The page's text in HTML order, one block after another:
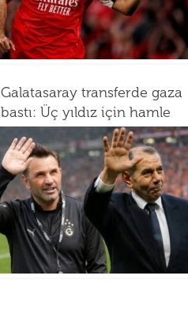
Galatasaray transferde gaza
bastı: Üç yıldız için hamle